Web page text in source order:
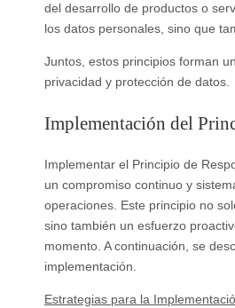
del desarrollo de productos o
los datos personales, sino que
Juntos, estos principios forman
privacidad y protección de datos.
Implementación del
Implementar el Principio de
un compromiso continuo y
operaciones. Este principio no
sino también un esfuerzo
momento. A continuación, se
implementación.
Estrategias para la